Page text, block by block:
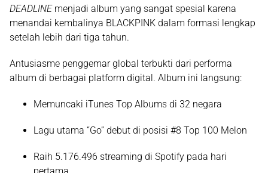
DEADLINEmenjadi album yang sangat spesial karena
menandai kembalinya BLACKPINK dalam formasi lengkap
setelah lebih dari tiga tahun.
Antusiasme penggemar global terbukti dari performa
album di berbagai platform digital. Album ini langsung:
Memuncaki iTunes Top Albums di 32 negara
Lagu utama “Go” debut di posisi #8 Top 100 Melon
Raih 5.176.496 streaming di Spotify pada hari